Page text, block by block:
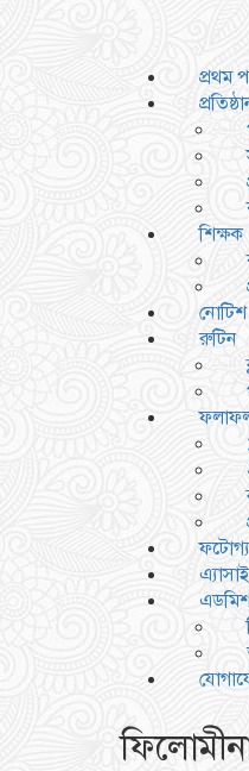
প্রথম
শিক্ষক
নোটিশ
রুটিন